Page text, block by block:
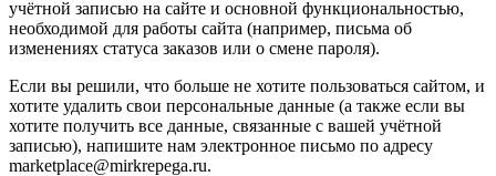
учётной записью на сайте и основной функциональностью,
необходимой для работы сайта (например, письма об
изменениях статуса заказов или о смене пароля).
Если вы решили, что больше не хотите пользоваться сайтом, и
хотите удалить свои персональные данные (а также если вы
хотите получить все данные, связанные с вашей учётной
записью), напишите нам электронное письмо по адресу
marketplace@mirkrepega.ru.